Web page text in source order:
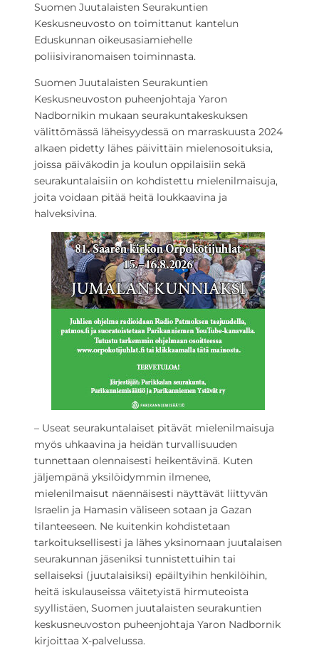
Suomen Juutalaisten Seurakuntien
Keskusneuvosto on toimittanut kantelun
Eduskunnan oikeusasiamiehelle
poliisiviranomaisen toiminnasta.
Suomen Juutalaisten Seurakuntien
Keskusneuvoston puheenjohtaja Yaron
Nadbornikin mukaan seurakuntakeskuksen
välittömässä läheisyydessä on marraskuusta 2024
alkaen pidetty lähes päivittäin mielenosoituksia,
joissa päiväkodin ja koulun oppilaisiin sekä
seurakuntalaisiin on kohdistettu mielenilmaisuja,
joita voidaan pitää heitä loukkaavina ja
halveksivina.
– Useat seurakuntalaiset pitävät mielenilmaisuja
myös uhkaavina ja heidän turvallisuuden
tunnettaan olennaisesti heikentävinä. Kuten
jäljempänä yksilöidymmin ilmenee,
mielenilmaisut näennäisesti näyttävät liittyvän
Israelin ja Hamasin väliseen sotaan ja Gazan
tilanteeseen. Ne kuitenkin kohdistetaan
tarkoituksellisesti ja lähes yksinomaan juutalaisen
seurakunnan jäseniksi tunnistettuihin tai
sellaiseksi (juutalaisiksi) epäiltyihin henkilöihin,
heitä iskulauseissa väitetyistä hirmuteoista
syyllistäen, Suomen juutalaisten seurakuntien
keskusneuvoston puheenjohtaja Yaron Nadbornik
kirjoittaa X-palvelussa.